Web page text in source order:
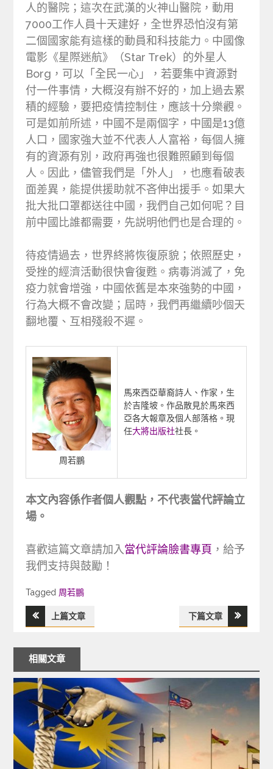
人的醫院；這次在武漢的火神山醫院，動用
7000工作人員十天建好，全世界恐怕沒有第
二個國家能有這樣的動員和科技能力。中國像
電影《星際迷航》（Star Trek）的外星人
Borg，可以「全民一心」，若要集中資源對
付一件事情，大概沒有辦不好的，加上過去累
積的經驗，要把疫情控制住，應該十分樂觀。
可是如前所述，中國不是兩個字，中國是13億
人口，國家強大並不代表人人富裕，每個人擁
有的資源有別，政府再強也很難照顧到每個
人。因此，儘管我們是「外人」，也應看破表
面差異，能提供援助就不吝伸出援手。如果大
批大批口罩都送往中國，我們自己如何呢？目
前中國比誰都需要，先説明他們也是合理的。
待疫情過去，世界終將恢復原貌；依照歷史，
受挫的經濟活動很快會復甦。病毒消滅了，免
疫力就會增強，中國依舊是本來強勢的中國，
行為大概不會改變；屆時，我們再繼續吵個天
翻地覆、互相殘殺不遲。
周若鵬
馬來西亞華裔詩人、作家，生
於吉隆坡。作品散見於馬來西
亞各大報章及個人部落格。現
任大將出版社社長。
本文內容係作者個人觀點，不代表當代評論立
場。
喜歡這篇文章請加入當代評論臉書專頁 ，給予
我們支持與鼓勵！
Tagged
Tagged 周若鵬
文
章
導
覽
上篇文章 下篇文章
相關文章